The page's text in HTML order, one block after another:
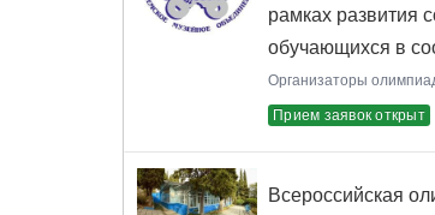
рамках развития
обучающихся в
Организаторы
Прием заявок открыт
Всероссийская